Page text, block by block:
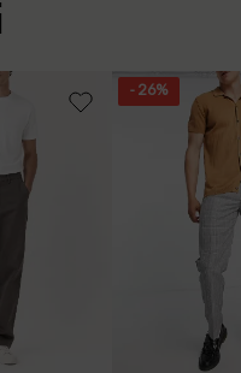
- 26%